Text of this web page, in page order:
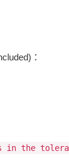
：
in the